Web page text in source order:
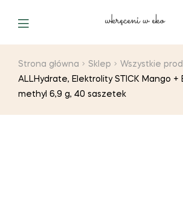
Strona główna Sklep
Wszystkie
ALLHydrate, Elektrolity STICK Mango +
methyl 6,9 g, 40 saszetek